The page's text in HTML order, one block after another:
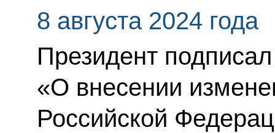
8 августа 2024 года
Президент
«О внесении
Российской